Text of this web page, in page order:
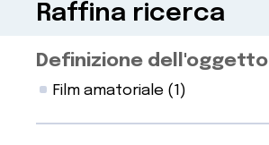
Raffina ricerca
Definizione dell'oggetto
Film amatoriale (1)